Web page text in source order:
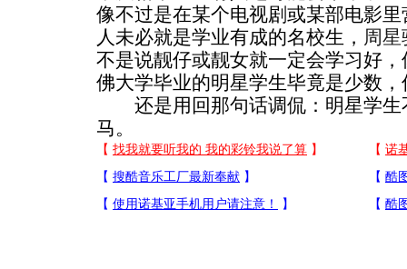
像不过是在某个电视剧或某部电影
人未必就是学业有成的名校生， 周星
不是说靓仔或靓女就一定会学习好，
佛大学毕业的明星学生毕竟是少数
还是用回那句话调侃：明星学生
马。